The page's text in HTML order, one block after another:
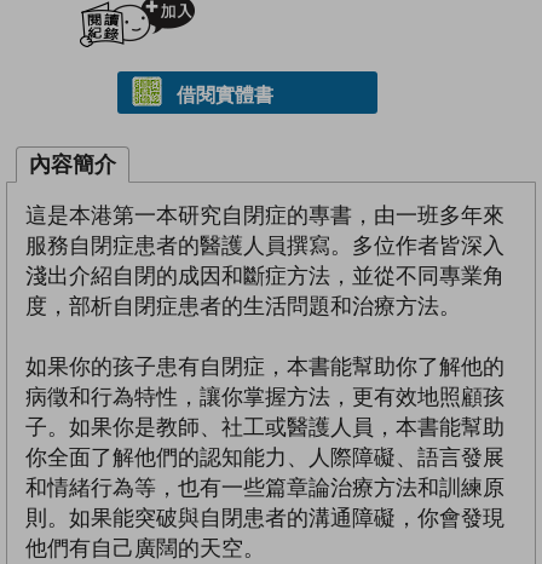
借閱實體書
內容簡介
這是本港第一本研究自閉症的專書，由一班多年來
服務自閉症患者的醫護人員撰寫。多位作者皆深入
淺出介紹自閉的成因和斷症方法，並從不同專業角
度，部析自閉症患者的生活問題和治療方法。
如果你的孩子患有自閉症，本書能幫助你了解他的
病徵和行為特性，讓你掌握方法，更有效地照顧孩
子。如果你是教師、社工或醫護人員，本書能幫助
你全面了解他們的認知能力、人際障礙、語言發展
和情緒行為等，也有一些篇章論治療方法和訓練原
則。如果能突破與自閉患者的溝通障礙，你會發現
他們有自己廣闊的天空。